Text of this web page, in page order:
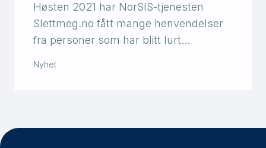
Høsten 2021 har NorSIS-tjenesten
Slettmeg.no fått mange henvendelser
fra personer som har blitt lurt…
Nyhet